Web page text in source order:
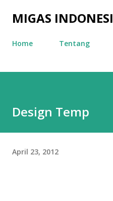
Skip to
MIGAS
Home Tentang
Design Temp
April 23, 2012